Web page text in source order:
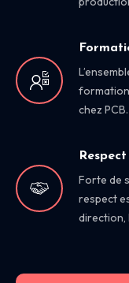
chez PCB.
Forte de
respect
direction,